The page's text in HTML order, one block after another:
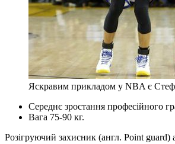
Яскравим прикладом у NBA є
Середнє зростання професійного
Вага 75-90 кг.
Розігруючий захисник (англ. Point